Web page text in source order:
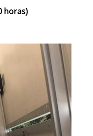
horas)